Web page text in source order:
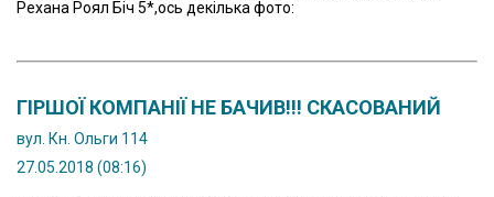
Рехана Роял Біч 5*,ось декілька фото:
ГІРШОЇ КОМПАНІЇ НЕ БАЧИВ!!! СКАСОВАНИЙ
вул. Кн. Ольги 114
27.05.2018 (08:16)